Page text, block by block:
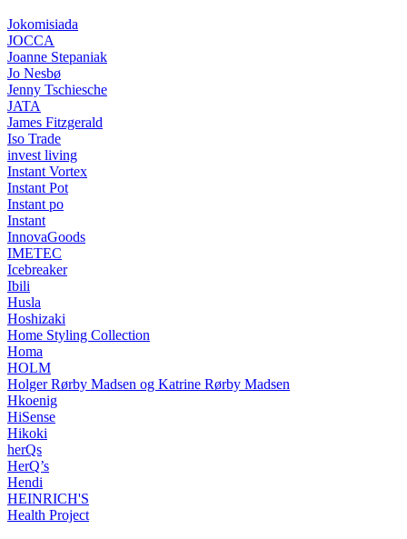
Jokomisiada
JOCCA
Joanne Stepaniak
Jo Nesbø
Jenny Tschiesche
JATA
James Fitzgerald
Iso Trade
invest living
Instant Vortex
Instant Pot
Instant po
Instant
InnovaGoods
IMETEC
Icebreaker
Ibili
Husla
Hoshizaki
Home Styling Collection
Homa
HOLM
Holger Rørby Madsen og Katrine Rørby Madsen
Hkoenig
HiSense
Hikoki
herQs
HerQ’s
Hendi
HEINRICH'S
Health Project